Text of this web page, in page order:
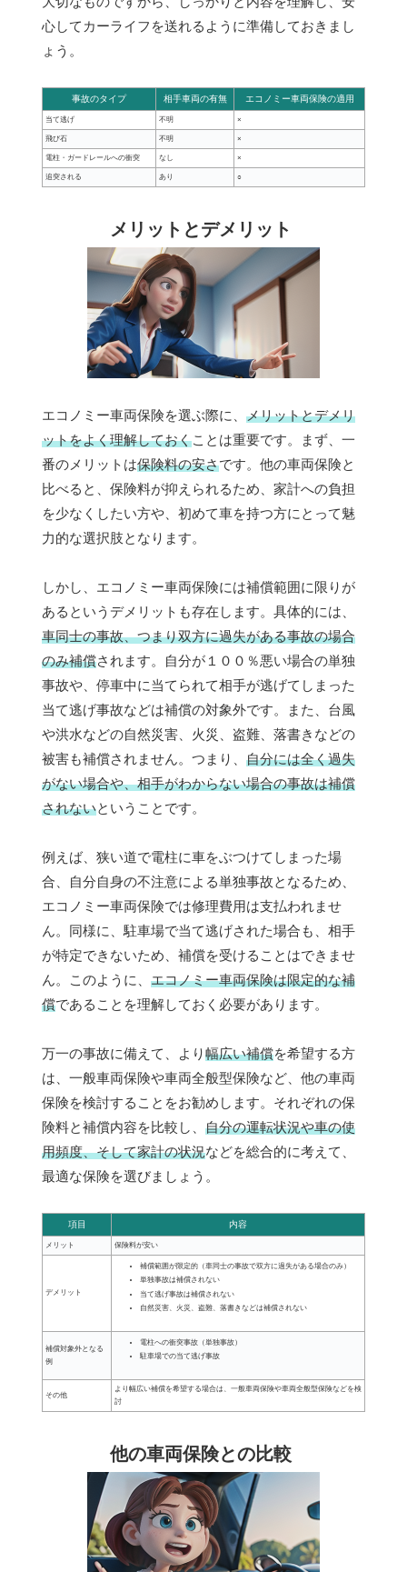
心してカーライフを送れるように準備しておきまし
ょう。
事故のタイプ 相手車両の有無 エコノミー車両保険の適用
当て逃げ 不明 ×
飛び石 不明 ×
電柱・ガードレールへの衝突 なし ×
追突される あり ○
メリットとデメリット
エコノミー車両保険を選ぶ際に、 メリットとデメリ
ットをよく理解しておくことは重要です。まず、一
番のメリットは保険料の安さです。他の車両保険と
比べると、保険料が抑えられるため、家計への負担
を少なくしたい方や、初めて車を持つ方にとって魅
力的な選択肢となります。
しかし、エコノミー車両保険には補償範囲に限りが
あるというデメリットも存在します。具体的には、
車同士の事故、つまり双方に過失がある事故の場合
のみ補償されます。自分が１００％悪い場合の単独
事故や、停車中に当てられて相手が逃げてしまった
当て逃げ事故などは補償の対象外です。また、台風
や洪水などの自然災害、火災、盗難、落書きなどの
被害も補償されません。つまり、 自分には全く過失
がない場合や、相手がわからない場合の事故は補償
されないということです。
例えば、狭い道で電柱に車をぶつけてしまった場
合、自分自身の不注意による単独事故となるため、
エコノミー車両保険では修理費用は支払われませ
ん。同様に、駐車場で当て逃げされた場合も、相手
が特定できないため、補償を受けることはできませ
ん。このように、 エコノミー車両保険は限定的な補
償であることを理解しておく必要があります。
万一の事故に備えて、より幅広い補償を希望する方
は、一般車両保険や車両全般型保険など、他の車両
保険を検討することをお勧めします。それぞれの保
険料と補償内容を比較し、 自分の運転状況や車の使
用頻度、そして家計の状況などを総合的に考えて、
最適な保険を選びましょう。
項目 内容
メリット 保険料が安い
デメリット
補償範囲が限定的（車同士の事故で双方に過失がある場合のみ）
単独事故は補償されない
当て逃げ事故は補償されない
自然災害、火災、盗難、落書きなどは補償されない
補償対象外となる
例
電柱への衝突事故（単独事故）
駐車場での当て逃げ事故
その他
より幅広い補償を希望する場合は、一般車両保険や車両全般型保険などを検
討
他の車両保険との比較